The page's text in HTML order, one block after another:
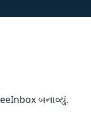
બનાવ્યું.